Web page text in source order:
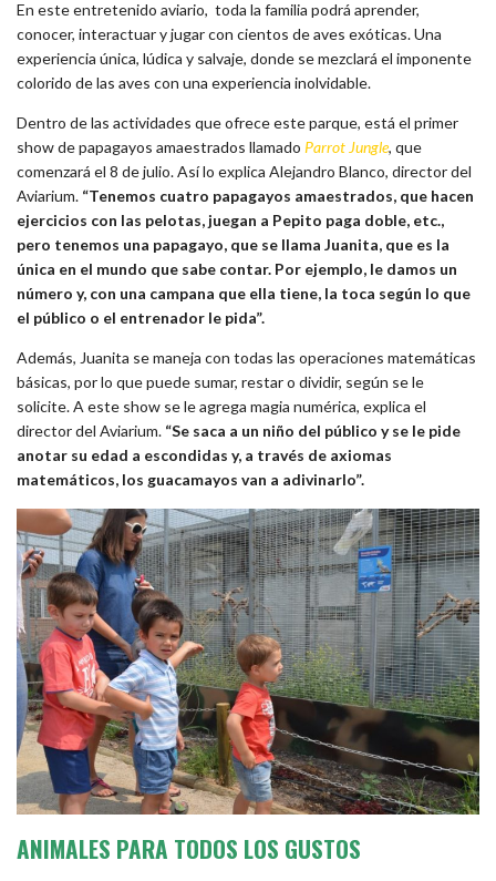
En este entretenido aviario, toda la familia podrá aprender,
conocer, interactuar y jugar con cientos de aves exóticas. Una
experiencia única, lúdica y salvaje, donde se mezclará el imponente
colorido de las aves con una experiencia inolvidable.
Dentro de las actividades que ofrece este parque, está el primer
show de papagayos amaestrados llamado Parrot Jungle, que
comenzará el 8 de julio. Así lo explica Alejandro Blanco, director del
Aviarium. “Tenemos cuatro papagayos amaestrados, que hacen
ejercicios con las pelotas, juegan a Pepito paga doble, etc.,
pero tenemos una papagayo, que se llama Juanita, que es la
única en el mundo que sabe contar. Por ejemplo, le damos un
número y, con una campana que ella tiene, la toca según lo que
el público o el entrenador le pida”.
Además, Juanita se maneja con todas las operaciones matemáticas
básicas, por lo que puede sumar, restar o dividir, según se le
solicite. A este show se le agrega magia numérica, explica el
director del Aviarium. “Se saca a un niño del público y se le pide
anotar su edad a escondidas y, a través de axiomas
matemáticos, los guacamayos van a adivinarlo”.
ANIMALES PARA TODOS LOS GUSTOS